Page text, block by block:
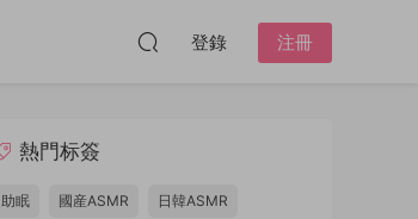
登錄 注冊
熱門标簽
助眠 國産ASMR 日韓ASMR